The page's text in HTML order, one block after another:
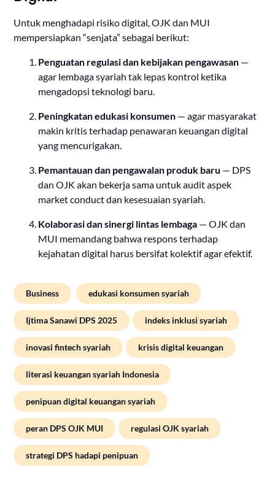
Untuk menghadapi risiko digital, OJK dan MUI
mempersiapkan “senjata” sebagai berikut:
Penguatan regulasi dan kebijakan pengawasan —
agar lembaga syariah tak lepas kontrol ketika
mengadopsi teknologi baru.
Peningkatan edukasi konsumen — agar masyarakat
makin kritis terhadap penawaran keuangan digital
yang mencurigakan.
Pemantauan dan pengawalan produk baru — DPS
dan OJK akan bekerja sama untuk audit aspek
market conduct dan kesesuaian syariah.
Kolaborasi dan sinergi lintas lembaga — OJK dan
MUI memandang bahwa respons terhadap
kejahatan digital harus bersifat kolektif agar efektif.
Business edukasi konsumen syariah
Ijtima Sanawi DPS 2025 indeks inklusi syariah
inovasi fintech syariah krisis digital keuangan
literasi keuangan syariah Indonesia
penipuan digital keuangan syariah
peran DPS OJK MUI regulasi OJK syariah
strategi DPS hadapi penipuan